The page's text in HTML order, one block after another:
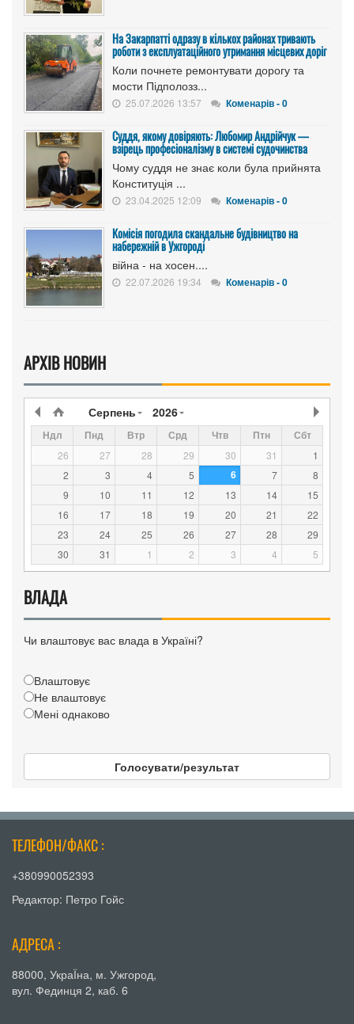
На Закарпатті одразу в кількох районах тривають
роботи з експлуатаційного утримання місцевих доріг
Коли почнете ремонтувати дорогу та
мости Підполозз...
25.07.2026 13:57 Коменарів - 0
Суддя, якому довіряють: Любомир Андрійчук —
взірець професіоналізму в системі судочинства
Чому суддя не знає коли була прийнята
Конституція ...
23.04.2025 12:09 Коменарів - 0
Комісія погодила скандальне будівництво на
набережній в Ужгороді
війна - на хосен....
22.07.2026 19:34 Коменарів - 0
АРХІВ НОВИН
Серпень 2026
Ндл Пнд Втр Срд Чтв Птн Сбт
26 27 28 29 30 31
1
2
3 4 5 6 7
8
9
10 11 12 13 14
15
16
17 18 19 20 21
22
23
24 25 26 27 28
29
30
31 1 2 3 4 5
ВЛАДА
Чи влаштовує вас влада в Україні?
Влаштовує
Не влаштовує
Мені однаково
Голосувати/результат
ТЕЛЕФОН/ФАКС :
+380990052393
Редактор: Петро Гойс
АДРЕСА :
88000, УкраЇна, м. Ужгород,
вул. Фединця 2, каб. 6